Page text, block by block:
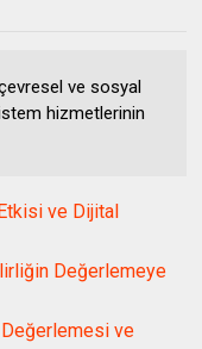
ve sosyal
hizmetlerinin
ve Dijital
Değerlemeye
ve